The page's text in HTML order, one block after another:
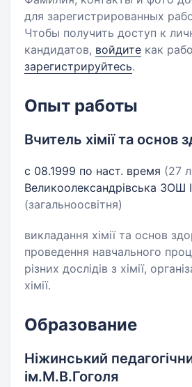
для зарегистрированных
Чтобы получить доступ к
кандидатов, войдите как
зарегистрируйтесь.
Опыт работы
Вчитель хімії та основ
с 08.1999 по наст. время (27
Великоолександрівська ЗОШ І-
(загальноосвітня)
викладання хімії та основ
проведення навчального
різних дослідів з хімії,
хімії.
Образование
Ніжинський
ім.М.В.Гоголя